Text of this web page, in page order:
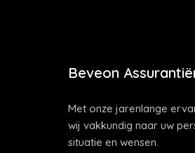
Beveon
Met onze jarenlange
wij vakkundig naar uw
situatie en wensen.